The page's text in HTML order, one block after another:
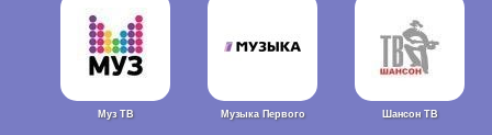
Муз ТВ Музыка Первого Шансон ТВ